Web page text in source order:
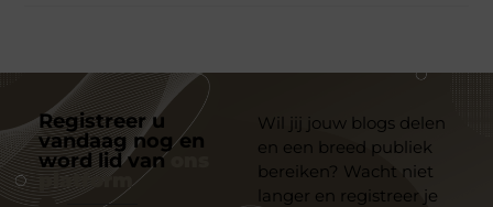
Registreer u
vandaag nog en
word lid van
platform
Wil jij jouw blogs delen
en een breed publiek
bereiken? Wacht niet
langer en registreer je